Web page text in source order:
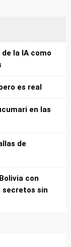
la IA como
es real
en las
de
con
secretos sin